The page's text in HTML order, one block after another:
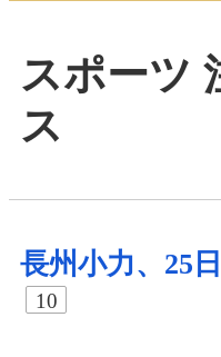
スポーツ
ス
長州小力、25
10